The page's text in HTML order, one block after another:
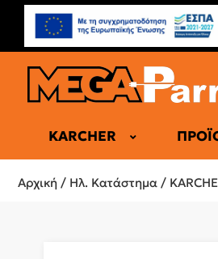
KARCHER
Αρχική / Ηλ. Κατάστημα /